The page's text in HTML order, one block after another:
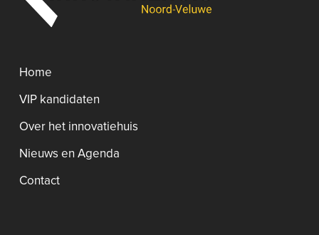
Home
VIP kandidaten
Over het innovatiehuis
Nieuws en Agenda
Contact